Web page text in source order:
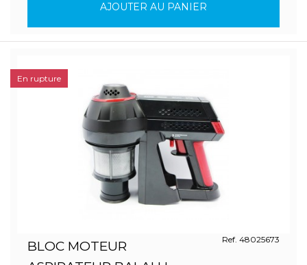
AJOUTER AU PANIER
BLOC MOTEUR
Ref. 48025673
En rupture